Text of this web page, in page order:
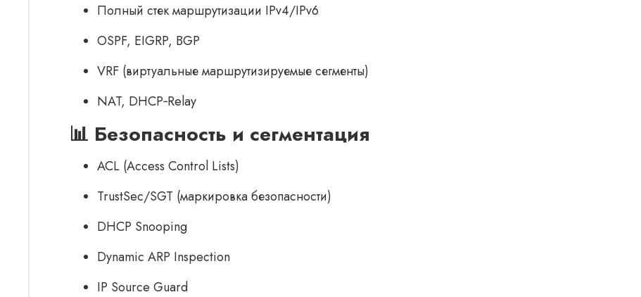
Полный стек маршрутизации IPv4/IPv6
OSPF, EIGRP, BGP
VRF (виртуальные маршрутизируемые сегменты)
NAT, DHCP‑Relay
📊 Безопасность и сегментация
ACL (Access Control Lists)
TrustSec/SGT (маркировка безопасности)
DHCP Snooping
Dynamic ARP Inspection
IP Source Guard